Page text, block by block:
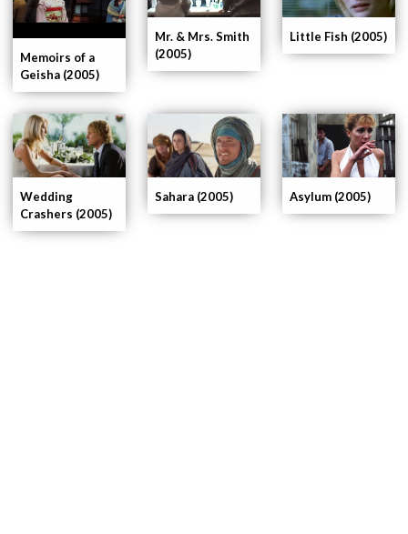
Asylum (2005)
Sahara (2005)
Wedding
Crashers (2005)
Little Fish (2005)
Mr. & Mrs. Smith
(2005)
Memoirs of a
Geisha (2005)